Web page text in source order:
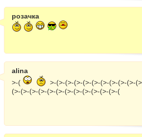
розачка
alina
>-(
>-(>-(>-(>-(>-(>-(>-(>-(>-(>-
(>-(>-(>-(>-(>-(>-(>-(>-(>-(>-(>-(>-(